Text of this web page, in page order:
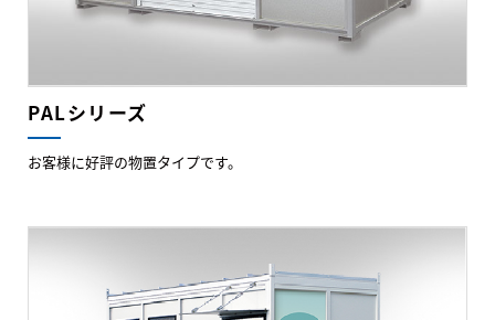
PALシリーズ
お客様に好評の物置タイプです。